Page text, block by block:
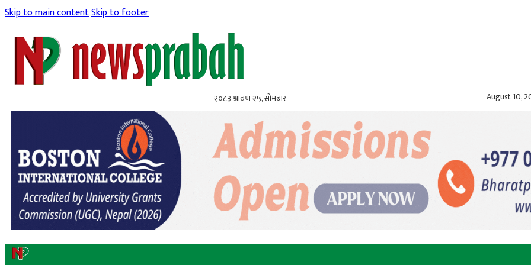
Skip to main contentSkip to footer
२०८३ श्रावण २५, सोमबार August 10,